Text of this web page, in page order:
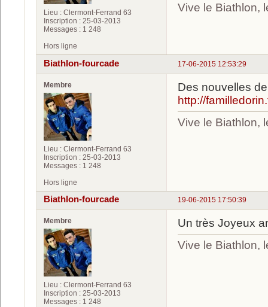
Lieu : Clermont-Ferrand 63
Inscription : 25-03-2013
Messages : 1 248
Vive le Biathlon,
Hors ligne
17-06-2015 12:53:29
Biathlon-fourcade
Membre
Lieu : Clermont-Ferrand 63
Inscription : 25-03-2013
Messages : 1 248
Des nouvelles
http://
Vive le Biathlon,
Hors ligne
19-06-2015 17:50:39
Biathlon-fourcade
Membre
Lieu : Clermont-Ferrand 63
Inscription : 25-03-2013
Messages : 1 248
Un très Joyeux
Vive le Biathlon,